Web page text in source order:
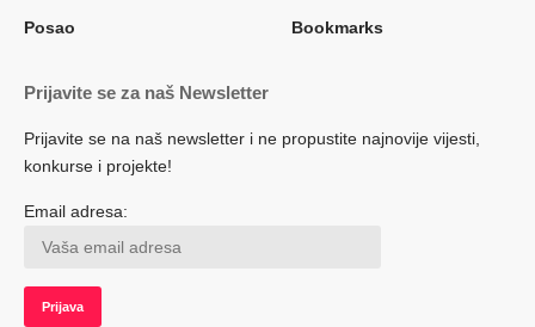
Posao Bookmarks
Prijavite se za naš Newsletter
Prijavite se na naš newsletter i ne propustite najnovije vijesti,
konkurse i projekte!
Email adresa: